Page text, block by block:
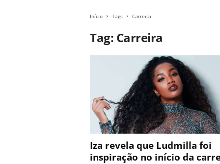
Início Tags Carreira
Tag: Carreira
Iza revela que Ludmilla foi
inspiração no início da